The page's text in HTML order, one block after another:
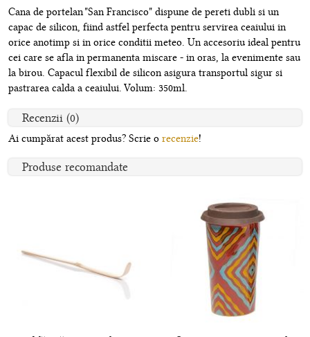
Cana de portelan "San Francisco" dispune de pereti dubli si un
capac de silicon, fiind astfel perfecta pentru servirea ceaiului in
orice anotimp si in orice conditii meteo. Un accesoriu ideal pentru
cei care se afla in permanenta miscare - in oras, la evenimente sau
la birou. Capacul flexibil de silicon asigura transportul sigur si
pastrarea calda a ceaiului. Volum: 350ml.
Recenzii (0)
Ai cumpărat acest produs? Scrie o recenzie!
Produse recomandate